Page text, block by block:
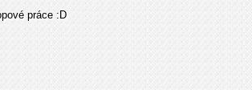
práce :D